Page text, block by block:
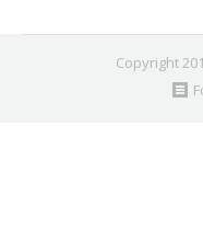
Copyright